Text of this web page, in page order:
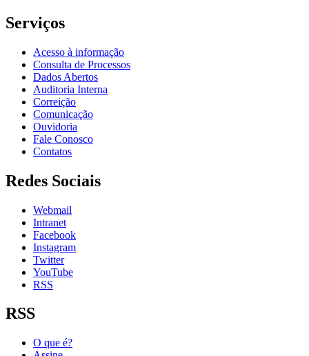
Serviços
Acesso à informação
Consulta de Processos
Dados Abertos
Auditoria Interna
Correição
Comunicação
Ouvidoria
Fale Conosco
Contatos
Redes Sociais
Webmail
Intranet
Facebook
Instagram
Twitter
YouTube
RSS
RSS
O que é?